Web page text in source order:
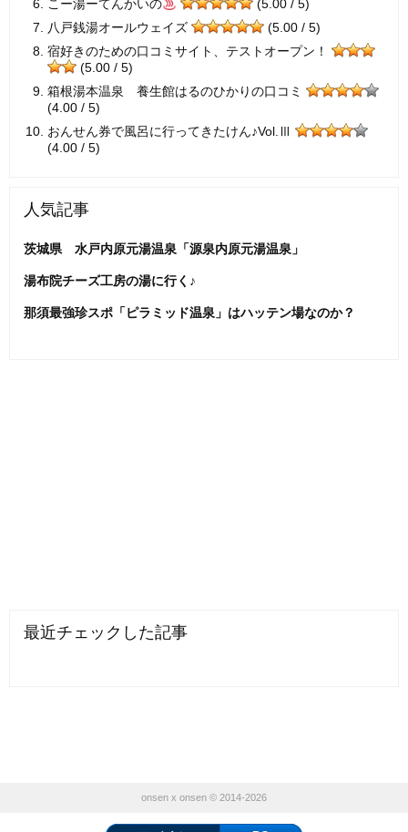
こー湯ーてんかいの
(5.00 / 5)
八戸銭湯オールウェイズ
(5.00 / 5)
宿好きのための口コミサイト、テストオープン！
(5.00 / 5)
箱根湯本温泉 養生館はるのひかりの口コミ
(4.00 / 5)
おんせん券で風呂に行ってきたけん♪Vol.Ⅲ
(4.00 / 5)
人気記事
茨城県 水戸内原元湯温泉「源泉内原元湯温泉」
湯布院チーズ工房の湯に行く♪
那須最強珍スポ「ピラミッド温泉」はハッテン場なのか？
最近チェックした記事
onsen x onsen © 2014-2026